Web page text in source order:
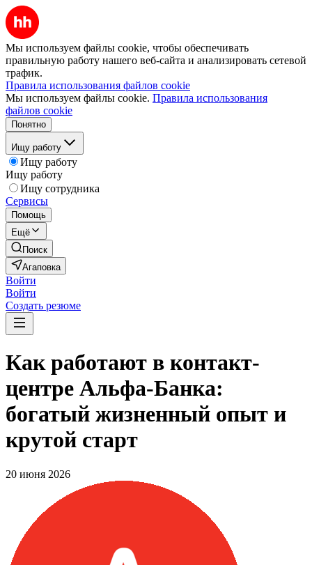
Мы используем файлы cookie, чтобы обеспечивать
правильную работу нашего веб-сайта и анализировать сетевой
трафик.
Правила использования файлов cookie
Мы используем файлы cookie. Правила использования
файлов cookie
Понятно
Ищу работу
Ищу работу
Ищу работу
Ищу сотрудника
Сервисы
Помощь
Ещё
Поиск
Агаповка
Войти
Войти
Создать резюме
Как работают в контакт-
центре Альфа-Банка:
богатый жизненный опыт и
крутой старт
20 июня 2026